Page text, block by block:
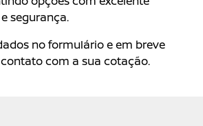
segurança.
no formulário e em breve
com a sua cotação.